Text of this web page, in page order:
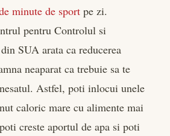
minute de sport pe zi.
pentru Controlul si
SUA arata ca reducerea
neaparat ca trebuie sa te
Astfel, poti inlocui unele
caloric mare cu alimente mai
creste aportul de apa si poti